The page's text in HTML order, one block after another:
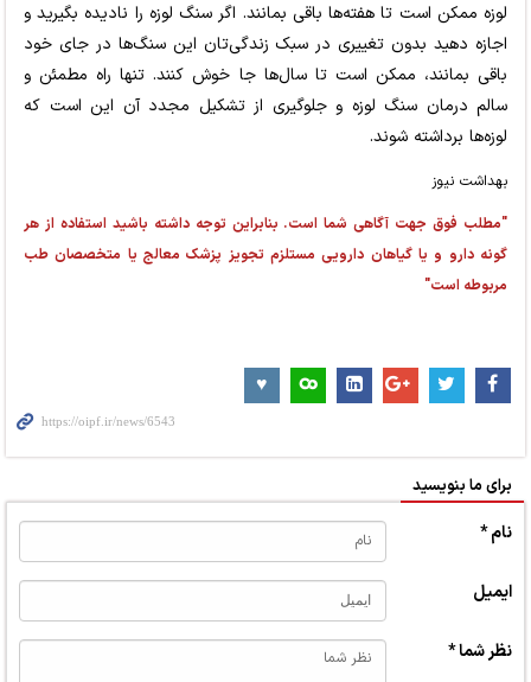
لوزه ممکن است تا هفته‌ها باقی بمانند. اگر سنگ لوزه را نادیده بگیرید و
اجازه دهید بدون تغییری در سبک زندگی‌تان این سنگ‌ها در جای خود
باقی بمانند، ممکن است تا سال‌ها جا خوش کنند. تنها راه مطمئن و
سالم درمان سنگ لوزه و جلوگیری از تشکیل مجدد آن این است که
لوزه‌ها برداشته شوند.
بهداشت نیوز
"مطلب فوق جهت آگاهی شما است. بنابراین توجه داشته باشید استفاده از هر
گونه دارو و یا گیاهان دارویی مستلزم تجویز پزشک معالج یا متخصصان طب
مربوطه است"
برای ما بنویسید
نام *
ایمیل
نظر شما *